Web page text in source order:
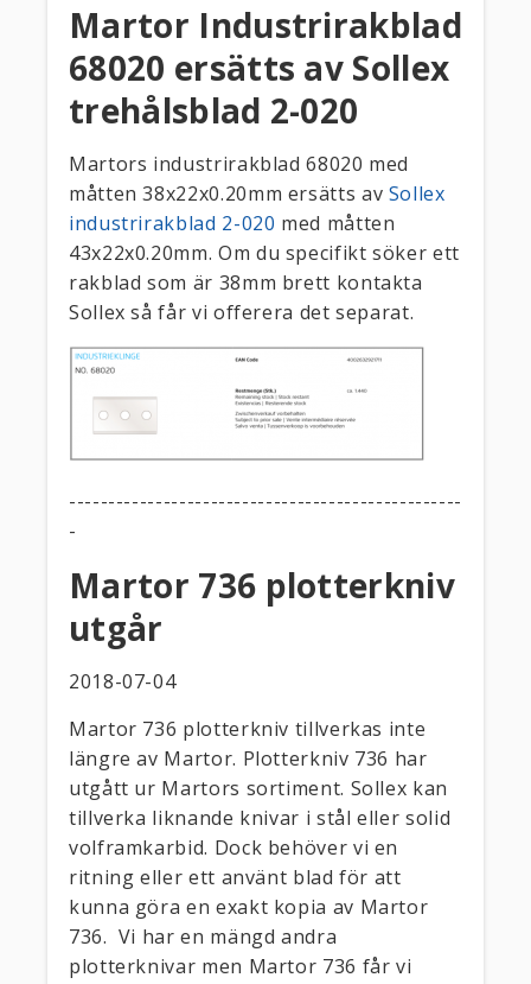
Martor Industrirakblad
68020 ersätts av Sollex
trehålsblad 2-020
Martors industrirakblad 68020 med
måtten 38x22x0.20mm ersätts av Sollex
industrirakblad 2-020 med måtten
43x22x0.20mm. Om du specifikt söker ett
rakblad som är 38mm brett kontakta
Sollex så får vi offerera det separat.
--------------------------------------------------
-
Martor 736 plotterkniv
utgår
2018-07-04
Martor 736 plotterkniv tillverkas inte
längre av Martor. Plotterkniv 736 har
utgått ur Martors sortiment. Sollex kan
tillverka liknande knivar i stål eller solid
volframkarbid. Dock behöver vi en
ritning eller ett använt blad för att
kunna göra en exakt kopia av Martor
736. Vi har en mängd andra
plotterknivar men Martor 736 får vi